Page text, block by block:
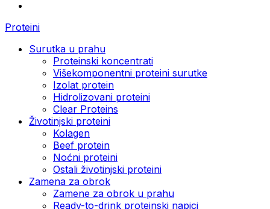
Proteini
Surutka u prahu
Proteinski koncentrati
Višekomponentni proteini surutke
Izolat protein
Hidrolizovani proteini
Clear Proteins
Životinjski proteini
Kolagen
Beef protein
Noćni proteini
Ostali životinjski proteini
Zamena za obrok
Zamene za obrok u prahu
Ready-to-drink proteinski napici